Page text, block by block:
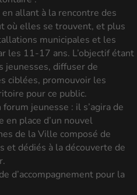
allant à la rencontre des
où elles se trouvent, et plus
municipales et les
les 11-17 ans. L’objectif étant
jeunesses, diffuser de
ciblées, promouvoir les
pour ce public.
jeunesse : il s’agira de
en place d’un nouvel
de la Ville composé de
et dédiés à la découverte de
d’accompagnement pour la